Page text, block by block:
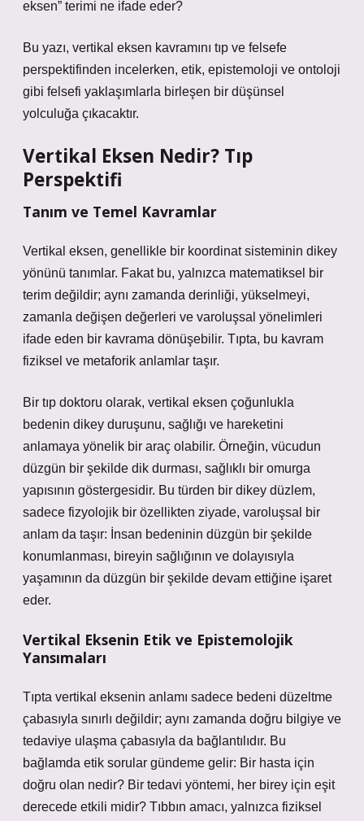
eksen” terimi ne ifade eder?
Bu yazı, vertikal eksen kavramını tıp ve felsefe
perspektifinden incelerken, etik, epistemoloji ve ontoloji
gibi felsefi yaklaşımlarla birleşen bir düşünsel
yolculuğa çıkacaktır.
Vertikal Eksen Nedir? Tıp
Perspektifi
Tanım ve Temel Kavramlar
Vertikal eksen, genellikle bir koordinat sisteminin dikey
yönünü tanımlar. Fakat bu, yalnızca matematiksel bir
terim değildir; aynı zamanda derinliği, yükselmeyi,
zamanla değişen değerleri ve varoluşsal yönelimleri
ifade eden bir kavrama dönüşebilir. Tıpta, bu kavram
fiziksel ve metaforik anlamlar taşır.
Bir tıp doktoru olarak, vertikal eksen çoğunlukla
bedenin dikey duruşunu, sağlığı ve hareketini
anlamaya yönelik bir araç olabilir. Örneğin, vücudun
düzgün bir şekilde dik durması, sağlıklı bir omurga
yapısının göstergesidir. Bu türden bir dikey düzlem,
sadece fizyolojik bir özellikten ziyade, varoluşsal bir
anlam da taşır: İnsan bedeninin düzgün bir şekilde
konumlanması, bireyin sağlığının ve dolayısıyla
yaşamının da düzgün bir şekilde devam ettiğine işaret
eder.
Vertikal Eksenin Etik ve Epistemolojik
Yansımaları
Tıpta vertikal eksenin anlamı sadece bedeni düzeltme
çabasıyla sınırlı değildir; aynı zamanda doğru bilgiye ve
tedaviye ulaşma çabasıyla da bağlantılıdır. Bu
bağlamda etik sorular gündeme gelir: Bir hasta için
doğru olan nedir? Bir tedavi yöntemi, her birey için eşit
derecede etkili midir? Tıbbın amacı, yalnızca fiziksel